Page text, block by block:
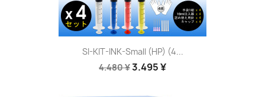
SI-KIT-INK-Small (HP) (4...
4.480 ¥3.495 ¥